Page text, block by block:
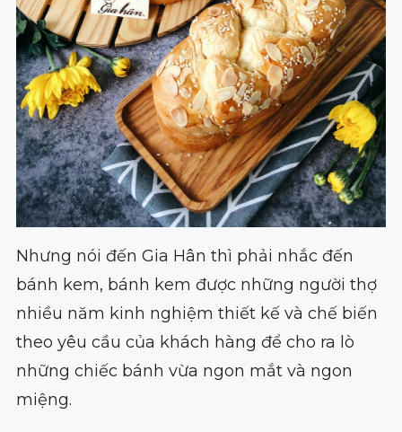
Nhưng nói đến Gia Hân thì phải nhắc đến
bánh kem, bánh kem được những người thợ
nhiều năm kinh nghiệm thiết kế và chế biến
theo yêu cầu của khách hàng để cho ra lò
những chiếc bánh vừa ngon mắt và ngon
miệng.